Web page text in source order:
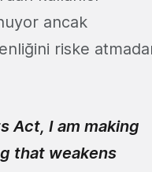
ancak
riske
Act, I am making
that weakens